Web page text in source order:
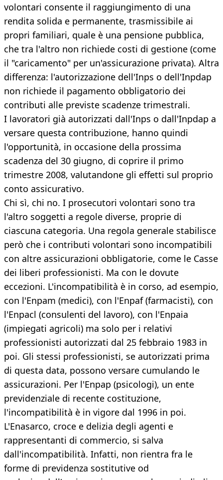
volontari consente il raggiungimento di una
rendita solida e permanente, trasmissibile ai
propri familiari, quale è una pensione pubblica,
che tra l'altro non richiede costi di gestione (come
il "caricamento" per un'assicurazione privata). Altra
differenza: l'autorizzazione dell'Inps o dell'Inpdap
non richiede il pagamento obbligatorio dei
contributi alle previste scadenze trimestrali.
I lavoratori già autorizzati dall'Inps o dall'Inpdap a
versare questa contribuzione, hanno quindi
l'opportunità, in occasione della prossima
scadenza del 30 giugno, di coprire il primo
trimestre 2008, valutandone gli effetti sul proprio
conto assicurativo.
Chi sì, chi no. I prosecutori volontari sono tra
l'altro soggetti a regole diverse, proprie di
ciascuna categoria. Una regola generale stabilisce
però che i contributi volontari sono incompatibili
con altre assicurazioni obbligatorie, come le Casse
dei liberi professionisti. Ma con le dovute
eccezioni. L'incompatibilità è in corso, ad esempio,
con l'Enpam (medici), con l'Enpaf (farmacisti), con
l'Enpacl (consulenti del lavoro), con l'Enpaia
(impiegati agricoli) ma solo per i relativi
professionisti autorizzati dal 25 febbraio 1983 in
poi. Gli stessi professionisti, se autorizzati prima
di questa data, possono versare cumulando le
assicurazioni. Per l'Enpap (psicologi), un ente
previdenziale di recente costituzione,
l'incompatibilità è in vigore dal 1996 in poi.
L'Enasarco, croce e delizia degli agenti e
rappresentanti di commercio, si salva
dall'incompatibilità. Infatti, non rientra fra le
forme di previdenza sostitutive od